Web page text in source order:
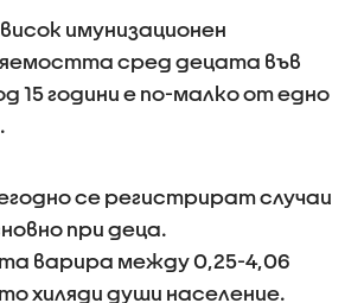
имунизационен
сред децата във
15 години е по-малко от едно
се регистрират случаи
при деца.
варира между 0,25-4,06
хиляди души население.